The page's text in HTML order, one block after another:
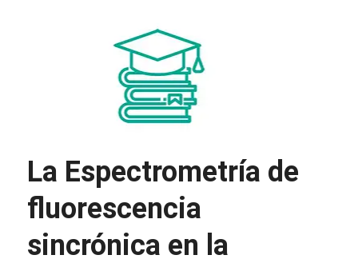
La Espectrometría de
fluorescencia
sincrónica en la